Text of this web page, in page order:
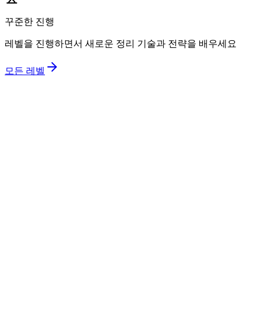
꾸준한 진행
레벨을 진행하면서 새로운 정리 기술과 전략을 배우세요
모든 레벨